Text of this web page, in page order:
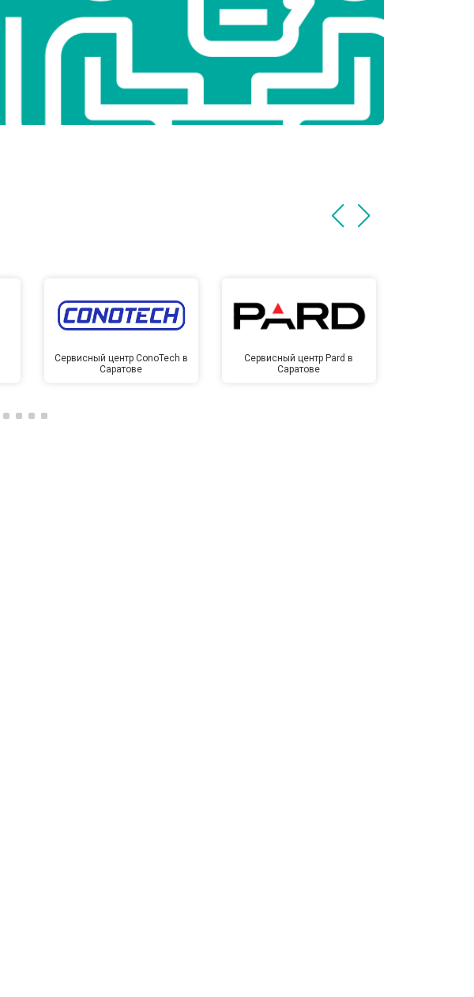
Сервисный центр ConoTech в
Саратове
Сервисный центр Pard в
Саратове